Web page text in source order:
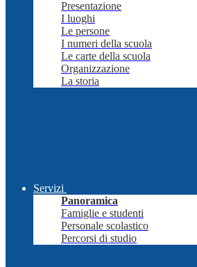
Presentazione
I luoghi
Le persone
I numeri della scuola
Le carte della scuola
Organizzazione
La storia
Servizi
Panoramica
Famiglie e studenti
Personale scolastico
Percorsi di studio